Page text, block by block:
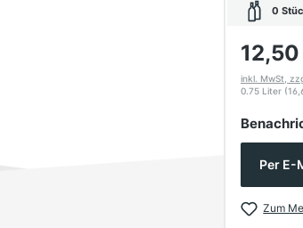
0
inkl. MwSt,
0.75 Liter
Per E-
Zum